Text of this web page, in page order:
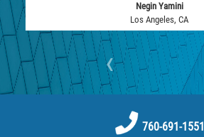
Negin Yamini
Los Angeles, CA
‹
760-691-1551